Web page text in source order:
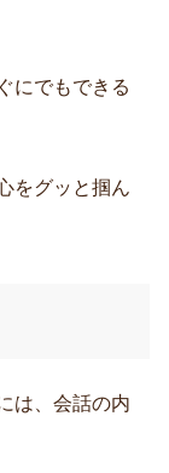
にでもできる
をグッと掴ん
は、会話の内